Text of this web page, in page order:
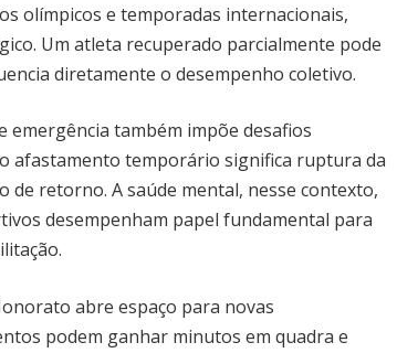
olímpicos e temporadas internacionais,
Um atleta recuperado parcialmente pode
diretamente o desempenho coletivo.
emergência também impõe desafios
afastamento temporário significa ruptura da
retorno. A saúde mental, nesse contexto,
desempenham papel fundamental para
abre espaço para novas
podem ganhar minutos em quadra e